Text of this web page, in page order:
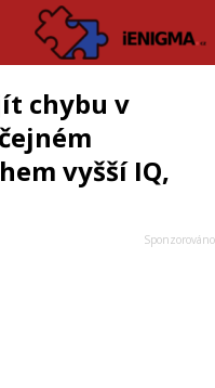
chybu v
vyšší IQ,